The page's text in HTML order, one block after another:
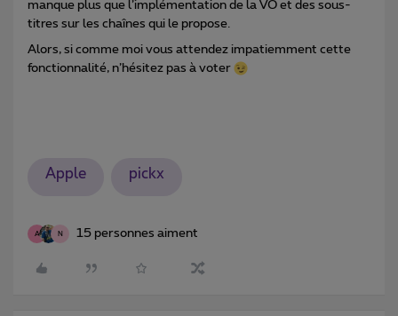
manque plus que l’implémentation de la VO et des sous-
titres sur les chaînes qui le propose.
Alors, si comme moi vous attendez impatiemment cette
fonctionnalité, n’hésitez pas à voter
Apple pickx
A N 15 personnes aiment